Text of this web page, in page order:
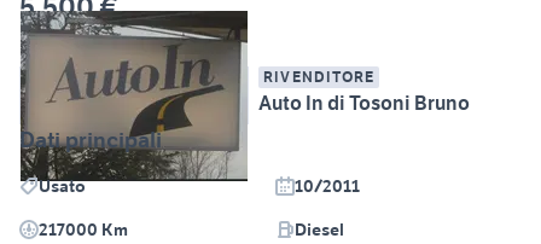
RIVENDITORE
Auto In di Tosoni Bruno
Dati principali
Usato
10/2011
217000 Km
Diesel